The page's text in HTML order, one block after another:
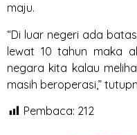
maju.
“Di luar negeri ada
lewat 10 tahun maka
negara kita kalau
masih beroperasi,”
Pembaca: 212